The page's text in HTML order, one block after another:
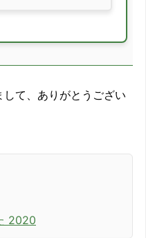
て、ありがとうござい
2020